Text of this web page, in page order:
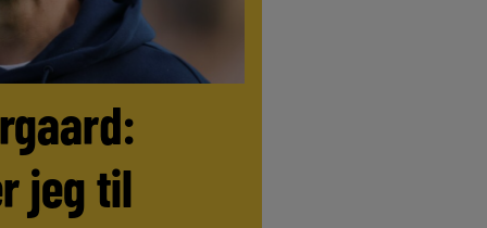
jeg til